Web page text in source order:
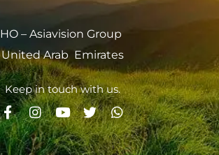
HO – Asiavision Group
United Arab Emirates
Keep in touch with us.